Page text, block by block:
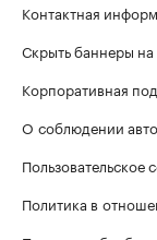
Контактная
Скрыть баннеры
Корпоративная
О соблюдении
Пользовательское
Политика в